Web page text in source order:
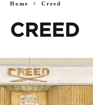
Home Creed
CREED